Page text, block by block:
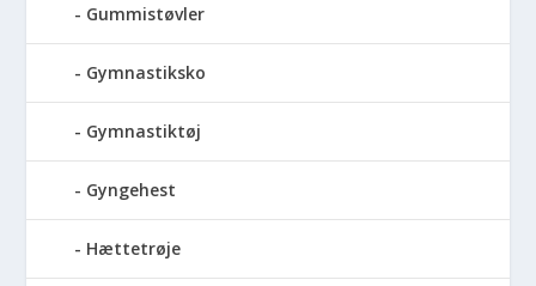
Gummistøvler
Gymnastiksko
Gymnastiktøj
Gyngehest
Hættetrøje